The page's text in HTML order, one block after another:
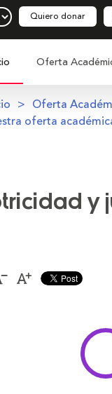
Quiero donar
Oferta
Oferta
oferta
y
AumentarDisminuir